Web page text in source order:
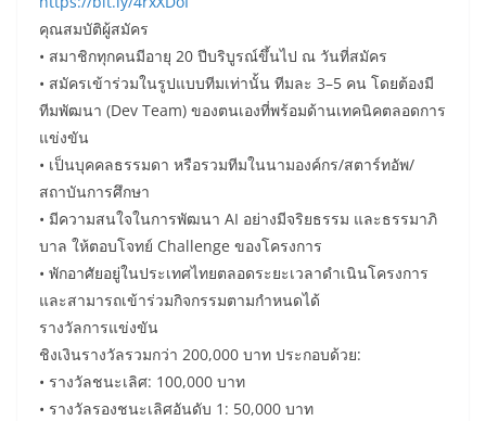
คุณสมบัติผู้สมัคร
• สมาชิกทุกคนมีอายุ 20 ปีบริบูรณ์ขึ้นไป ณ วันที่สมัคร
• สมัครเข้าร่วมในรูปแบบทีมเท่านั้น ทีมละ 3–5 คน โดยต้องมี
ทีมพัฒนา (Dev Team) ของตนเองที่พร้อมด้านเทคนิคตลอดการ
แข่งขัน
• เป็นบุคคลธรรมดา หรือรวมทีมในนามองค์กร/สตาร์ทอัพ/
สถาบันการศึกษา
• มีความสนใจในการพัฒนา AI อย่างมีจริยธรรม และธรรมาภิ
บาล ให้ตอบโจทย์ Challenge ของโครงการ
• พักอาศัยอยู่ในประเทศไทยตลอดระยะเวลาดำเนินโครงการ
และสามารถเข้าร่วมกิจกรรมตามกำหนดได้
รางวัลการแข่งขัน
ชิงเงินรางวัลรวมกว่า 200,000 บาท ประกอบด้วย:
• รางวัลชนะเลิศ: 100,000 บาท
• รางวัลรองชนะเลิศอันดับ 1: 50,000 บาท